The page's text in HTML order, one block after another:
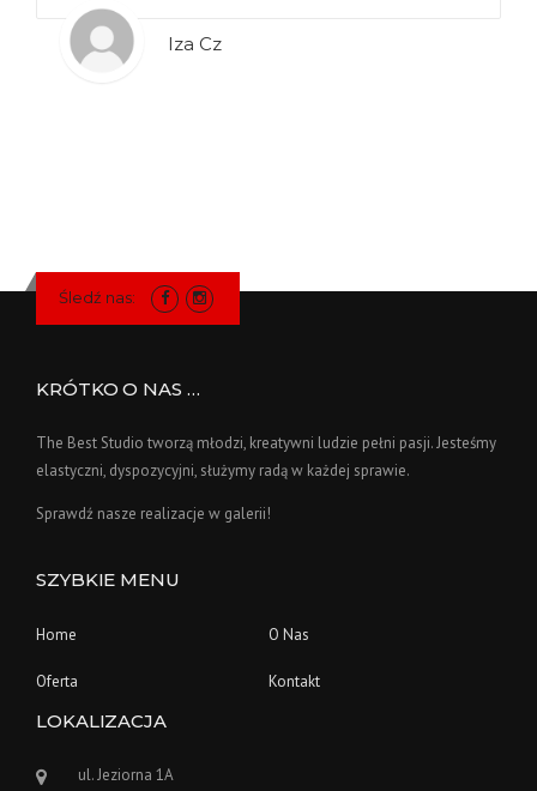
Iza Cz
Śledź nas:
KRÓTKO O NAS …
The Best Studio tworzą młodzi, kreatywni ludzie pełni pasji. Jesteśmy
elastyczni, dyspozycyjni, służymy radą w każdej sprawie.
Sprawdź nasze realizacje w galerii!
SZYBKIE MENU
Home O Nas
Oferta Kontakt
LOKALIZACJA
ul. Jeziorna 1A